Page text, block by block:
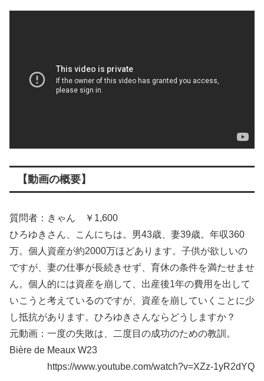
【動画の概要】
質問者：きゃん ￥1,600
ひろゆきさん、こんにちは。男43歳、妻39歳。年収360
万。個人資産が約2000万ほどあります。子供が欲しいの
ですが、妻の仕事が長続きせず、育休の条件を満たせませ
ん。個人的には資産を崩して、出産後1年の費用を出して
いこうと考えているのですが、資産を崩していくことに少
し抵抗があります。ひろゆきさんならどうしますか？
元動画：一度の失敗は、二度目の成功のための教訓。
Bière de Meaux W23
https://www.youtube.com/watch?v=XZz-1yR2dYQ